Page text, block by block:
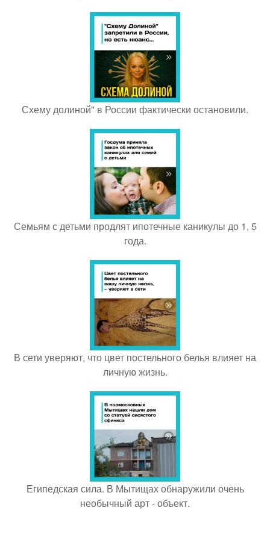
Схему долиной" в России фактически остановили.
Семьям с детьми продлят ипотечные каникулы до 1, 5
года.
В сети уверяют, что цвет постельного белья влияет на
личную жизнь.
Египедская сила. В Мытищах обнаружили очень
необычный арт - объект.